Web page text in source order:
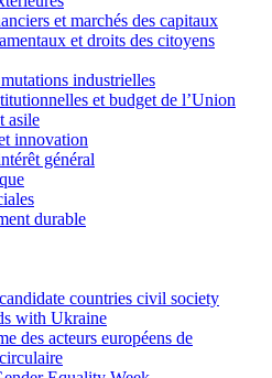
et marchés des capitaux
et droits des citoyens
industrielles
et budget de l’Union
asile
innovation
général
durable
countries civil society
with Ukraine
des acteurs européens de